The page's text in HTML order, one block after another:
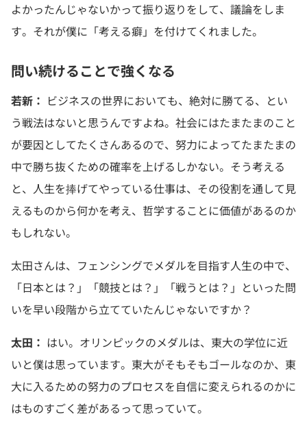
よかったんじゃないかって振り返りをして、議論をしま
す。それが僕に「考える癖」を付けてくれました。
問い続けることで強くなる
若新： ビジネスの世界においても、絶対に勝てる、とい
う戦法はないと思うんですよね。社会にはたまたまのこと
が要因としてたくさんあるので、努力によってたまたまの
中で勝ち抜くための確率を上げるしかない。そう考える
と、人生を捧げてやっている仕事は、その役割を通して見
えるものから何かを考え、哲学することに価値があるのか
もしれない。
太田さんは、フェンシングでメダルを目指す人生の中で、
「日本とは？」「競技とは？」「戦うとは？」といった問
いを早い段階から立てていたんじゃないですか？
太田： はい。オリンピックのメダルは、東大の学位に近
いと僕は思っています。東大がそもそもゴールなのか、東
大に入るための努力のプロセスを自信に変えられるのかに
はものすごく差があるって思っていて。